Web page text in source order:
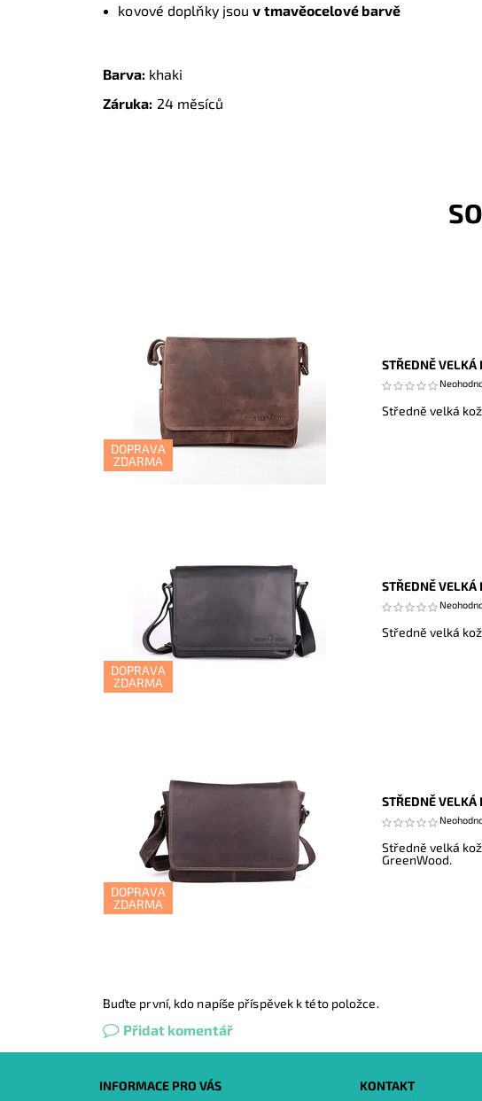
kovové doplňky jsouv tmavěocelové barvě
Barva: khaki
Záruka: 24 měsíců
DOPRAVA
ZDARMA
STŘEDNĚ VELKÁ
Středně velká
DOPRAVA
ZDARMA
STŘEDNĚ VELKÁ
Středně velká
DOPRAVA
ZDARMA
STŘEDNĚ VELKÁ
Středně velká
GreenWood.
Buďte první, kdo napíše příspěvek k této položce.
Přidat komentář
INFORMACE PRO VÁS
KONTAKT